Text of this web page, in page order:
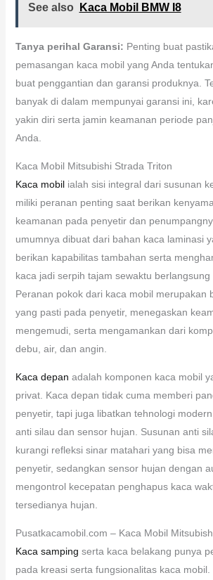
See also Kaca Mobil BMW I8
Tanya perihal Garansi: Penting buat
pemasangan kaca mobil yang Anda
buat penggantian dan garansi produknya.
banyak di dalam mempunyai garansi ini,
yakin diri serta jamin keamanan periode
Anda.
Kaca Mobil Mitsubishi Strada Triton
Kaca mobilialah sisi integral dari susunan
miliki peranan penting saat berikan
keamanan pada penyetir dan
umumnya dibuat dari bahan kaca laminasi
berikan kapabilitas tambahan serta
kaca jadi serpih tajam sewaktu berlangsung
Peranan pokok dari kaca mobil merupakan
yang pasti pada penyetir, menegaskan
mengemudi, serta mengamankan dari
debu, air, dan angin.
Kaca depan adalah komponen kaca mobil
privat. Kaca depan tidak cuma memberi
penyetir, tapi juga libatkan tehnologi
anti silau dan sensor hujan. Susunan anti
kurangi refleksi sinar matahari yang bisa
penyetir, sedangkan sensor hujan dengan
mengontrol kecepatan penghapus kaca
tersedianya hujan.
Pusatkacamobil.com – Kaca Mobil
Kaca samping serta kaca belakang punya
pada kreasi serta fungsionalitas kaca mobil.